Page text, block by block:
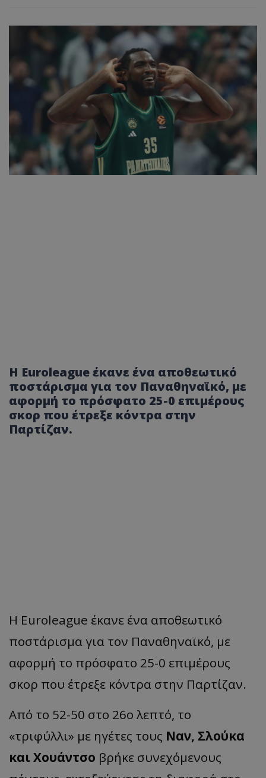
Η Euroleague έκανε ένα αποθεωτικό
ποστάρισμα για τον Παναθηναϊκό, με
αφορμή το πρόσφατο 25-0 επιμέρους
σκορ που έτρεξε κόντρα στην
Παρτίζαν.
Η Euroleague έκανε ένα αποθεωτικό
ποστάρισμα για τον Παναθηναϊκό, με
αφορμή το πρόσφατο 25-0 επιμέρους
σκορ που έτρεξε κόντρα στην Παρτίζαν.
Από το 52-50 στο 26ο λεπτό, το
«τριφύλλι» με ηγέτες τους Ναν, Σλούκα
και Χουάντσο βρήκε συνεχόμενους